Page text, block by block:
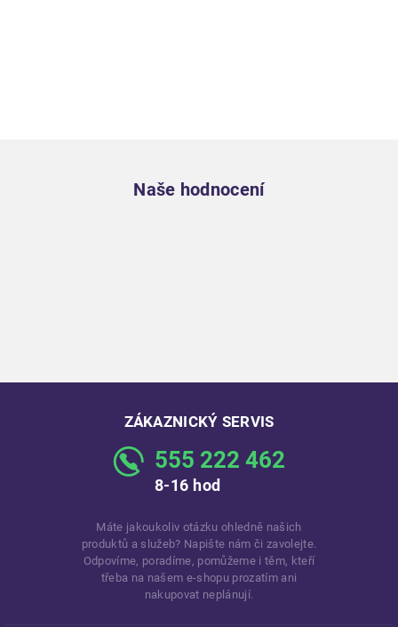
Naše hodnocení
ZÁKAZNICKÝ SERVIS
555 222 462
8-16 hod
Máte jakoukoliv otázku ohledně našich
produktů a služeb? Napište nám či zavolejte.
Odpovíme, poradíme, pomůžeme i těm, kteří
třeba na našem e-shopu prozatím ani
nakupovat neplánují.